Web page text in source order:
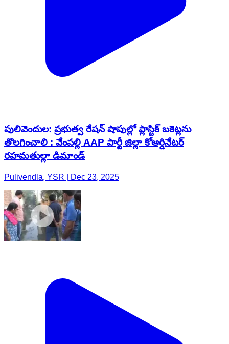
పులివెందుల: ప్రభుత్వ రేషన్ షాపుల్లో ప్లాస్టిక్ బకెట్లను
తొలగించాలి : వేంపల్లి AAP పార్టీ జిల్లా కోఆర్డినేటర్
రహమతుల్లా డిమాండ్
Pulivendla, YSR | Dec 23, 2025